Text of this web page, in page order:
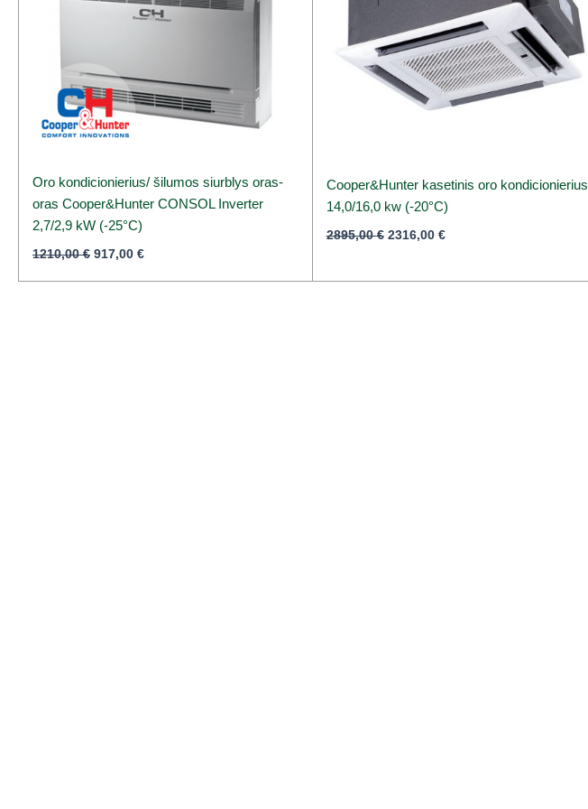
Oro kondicionierius/ šilumos siurblys oras-
oras Cooper&Hunter CONSOL Inverter
2,7/2,9 kW (-25°C)
1210,00€ 917,00 €
Cooper&Hunter kasetinis oro kondicionierius
14,0/16,0 kw (-20°C)
2895,00€ 2316,00 €